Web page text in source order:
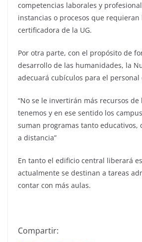
competencias laborales y
instancias o procesos que
certificadora de la UG.
Por otra parte, con el propósito de
desarrollo de las humanidades, la
adecuará cubículos para el personal
“No se le invertirán más recursos de
tenemos y en ese sentido los
suman programas tanto educativos,
a distancia”
En tanto el edificio central liberará
actualmente se destinan a tareas
contar con más aulas.
Compartir: